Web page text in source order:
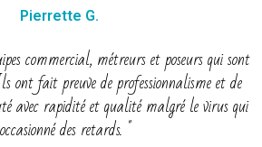
Pierrette G.
commercial, métreurs et poseurs qui sont
ont fait preuve de professionnalisme et de
avec rapidité et qualité malgré le virus qui
des retards. "